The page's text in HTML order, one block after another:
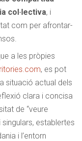
col·lectiva, i
com per afrontar-
a les pròpies
, es pot
situació actual dels
clara i concisa
de “veure
establertes
i l’entorn